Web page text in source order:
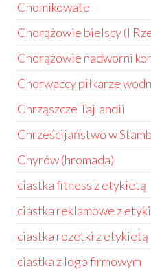
Chomikowate
Chorążowie bielscy (I
Chorążowie nadworni
Chorwaccy piłkarze
Chrząszcze Tajlandii
Chrześcijaństwo w
Chyrów (hromada)
ciastka fitness z etykietą
ciastka reklamowe z
ciastka rozetki z etykietą
ciastka z logo firmowym